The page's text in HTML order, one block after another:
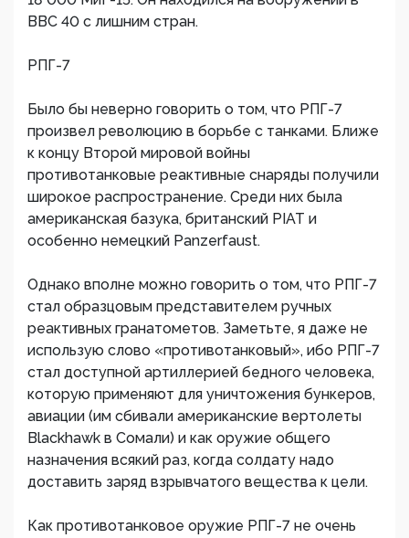
ВВС 40 с лишним стран.
РПГ-7
Было бы неверно говорить о том, что РПГ-7
произвел революцию в борьбе с танками. Ближе
к концу Второй мировой войны
противотанковые реактивные снаряды получили
широкое распространение. Среди них была
американская базука, британский PIAT и
особенно немецкий Panzerfaust.
Однако вполне можно говорить о том, что РПГ-7
стал образцовым представителем ручных
реактивных гранатометов. Заметьте, я даже не
использую слово «противотанковый», ибо РПГ-7
стал доступной артиллерией бедного человека,
которую применяют для уничтожения бункеров,
авиации (им сбивали американские вертолеты
Blackhawk в Сомали) и как оружие общего
назначения всякий раз, когда солдату надо
доставить заряд взрывчатого вещества к цели.
Как противотанковое оружие РПГ-7 не очень